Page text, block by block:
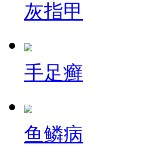
灰指甲
手足癣
鱼鳞病